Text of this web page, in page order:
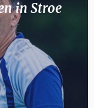
in Stroe